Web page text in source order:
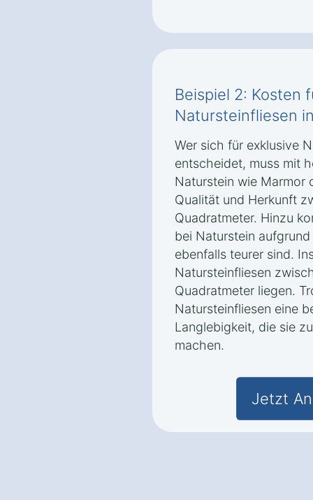
Beispiel 2: Kosten
Natursteinfliesen
Wer sich für exklusive
entscheidet, muss mit
Naturstein wie Marmor
Qualität und Herkunft
Quadratmeter. Hinzu
bei Naturstein
ebenfalls teurer sind.
Natursteinfliesen
Quadratmeter liegen.
Natursteinfliesen eine
Langlebigkeit, die sie
machen.
Jetzt